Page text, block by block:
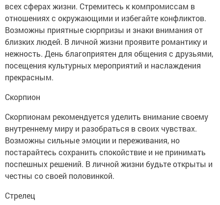
всех сферах жизни. Стремитесь к компромиссам в
отношениях с окружающими и избегайте конфликтов.
Возможны приятные сюрпризы и знаки внимания от
близких людей. В личной жизни проявите романтику и
нежность. День благоприятен для общения с друзьями,
посещения культурных мероприятий и наслаждения
прекрасным.
Скорпион
Скорпионам рекомендуется уделить внимание своему
внутреннему миру и разобраться в своих чувствах.
Возможны сильные эмоции и переживания, но
постарайтесь сохранить спокойствие и не принимать
поспешных решений. В личной жизни будьте открыты и
честны со своей половинкой.
Стрелец